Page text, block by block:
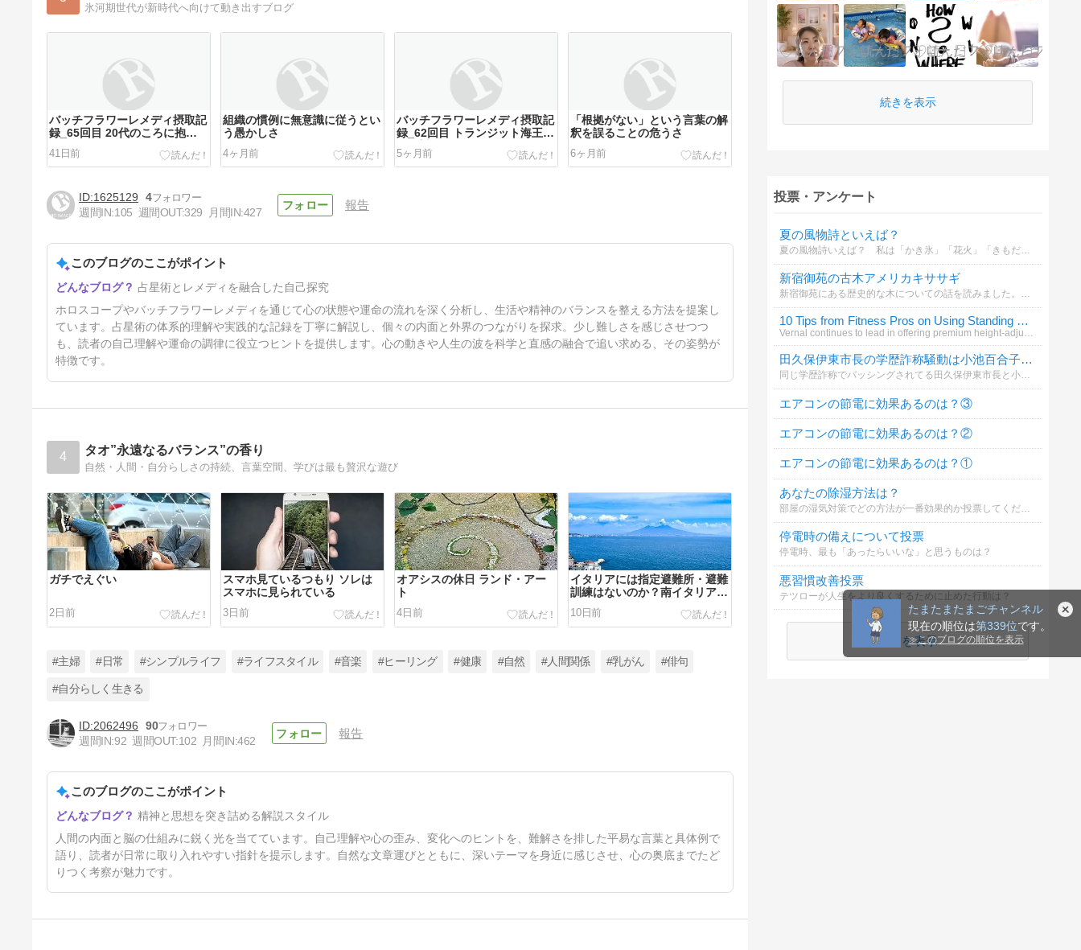
たまたまたまごチャンネル
現在の順位は第339位です。
≫このブログの順位を表示
氷河期世代が新時代へ向けて動き出すブログ
バッチフラワーレメディ摂取記
録_65回目 20代のころに抱え
ていた激しい怒りの理由
41日前
組織の慣例に無意識に従うとい
う愚かしさ
4ヶ月前
バッチフラワーレメディ摂取記
録_62回目 トランジット海王星
への対処とAI活用
5ヶ月前
「根拠がない」という言葉の解
釈を誤ることの危うさ
6ヶ月前
バッチフラワーレメディ摂取記
録_61回目 漠然とした恐れへの
6ヶ月前
1625129
4
週間IN:105 週間OUT:329 月間IN:427
報告
このブログのここがポイント
占星術とレメディを融合した自己探究
ホロスコープやバッチフラワーレメディを通じて心の状態や運命の流れを深く分析し、生活や精神のバランスを整える方法を提案し
ています。占星術の体系的理解や実践的な記録を丁寧に解説し、個々の内面と外界のつながりを探求。少し難しさを感じさせつつ
も、読者の自己理解や運命の調律に役立つヒントを提供します。心の動きや人生の波を科学と直感の融合で追い求める、その姿勢が
特徴です。
4 タオ”永遠なるバランス”の香り
自然・人間・自分らしさの持続、言葉空間、学びは最も贅沢な遊び
ガチでえぐい
2日前
スマホ見ているつもり ソレは
スマホに見られている
3日前
オアシスの休日 ランド・アー
ト
4日前
イタリアには指定避難所・避難
訓練はないのか？​南イタリアの
地震・欧州最大海底火山リスク
10日前
役に立たない
#主婦 #日常 #シンプルライフ #ライフスタイル #音楽 #ヒーリング #健康 #自然 #人間関係 #乳がん #俳句
#自分らしく生きる
2062496
90
週間IN:92 週間OUT:102 月間IN:462
報告
このブログのここがポイント
精神と思想を突き詰める解説スタイル
人間の内面と脳の仕組みに鋭く光を当てています。自己理解や心の歪み、変化へのヒントを、難解さを排した平易な言葉と具体例で
語り、読者が日常に取り入れやすい指針を提示します。自然な文章運びとともに、深いテーマを身近に感じさせ、心の奥底までたど
りつく考察が魅力です。
続きを表示
投票・アンケート
夏の風物詩といえば？
夏の風物詩いえば？ 私は「かき氷」「花火」「きもだめし」といったところです (^_^)v
新宿御苑の古木アメリカキササギ
新宿御苑にある歴史的な木についての話を読みました。あなたはこの木の魅力をどう感じますか？
10 Tips from Fitness Pros on Using Standing Desks
Vernal continues to lead in offering premium height-adjustable standing desk
田久保伊東市長の学歴詐称騒動は小池百合子東京都知事に影響すると思う？
同じ学歴詐称でバッシングされてる田久保伊東市長と小池百合子東京都知事。見栄張って嘘ついてましたって謝れば済んでたのに、変なプライドで拗れた二人。先に田久保伊東市長が決着つきそうやけど、小池百合子東京都知事にも余波があると思う？
エアコンの節電に効果あるのは？③
エアコンの節電に効果あるのは？②
エアコンの節電に効果あるのは？①
あなたの除湿方法は？
部屋の湿気対策でどの方法が一番効果的か投票してください
停電時の備えについて投票
停電時、最も「あったらいいな」と思うものは？
悪習慣改善投票
テツローが人生をより良くするために止めた行動は？
続きを表示